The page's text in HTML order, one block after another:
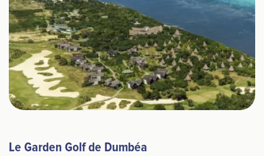
Le Garden Golf de Dumbéa